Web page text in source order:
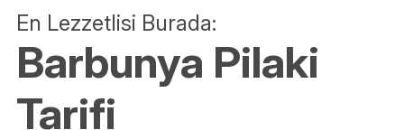
En Lezzetlisi Burada:
Barbunya Pilaki
Tarifi